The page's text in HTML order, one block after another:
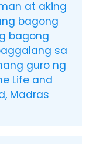
at aking
bagong
bagong
sa
guro ng
Life and
Madras